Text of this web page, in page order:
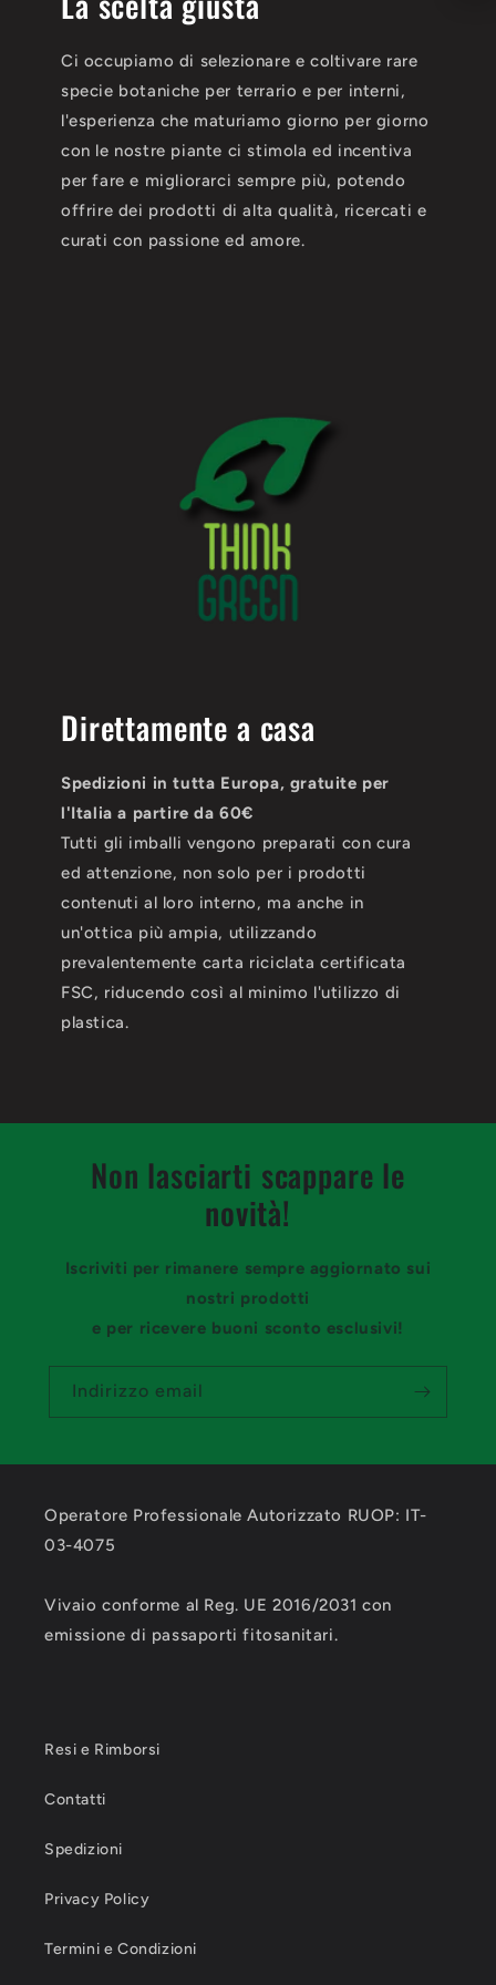
Ci occupiamo di selezionare e coltivare rare
specie botaniche per terrario e per interni,
l'esperienza che maturiamo giorno per giorno
con le nostre piante ci stimola ed incentiva
per fare e migliorarci sempre più, potendo
offrire dei prodotti di alta qualità, ricercati e
curati con passione ed amore.
Direttamente a casa
Spedizioni in tutta Europa, gratuite per
l'Italia a partire da 60€
Tutti gli imballi vengono preparati con cura
ed attenzione, non solo per i prodotti
contenuti al loro interno, ma anche in
un'ottica più ampia, utilizzando
prevalentemente carta riciclata certificata
FSC, riducendo così al minimo l'utilizzo di
plastica.
Non lasciarti scappare le
novità!
Iscriviti per rimanere sempre aggiornato sui
nostri prodotti
e per ricevere buoni sconto esclusivi!
Indirizzo email
Operatore Professionale Autorizzato RUOP: IT-
03-4075
Vivaio conforme al Reg. UE 2016/2031 con
emissione di passaporti fitosanitari.
Resi e Rimborsi
Contatti
Spedizioni
Privacy Policy
Termini e Condizioni